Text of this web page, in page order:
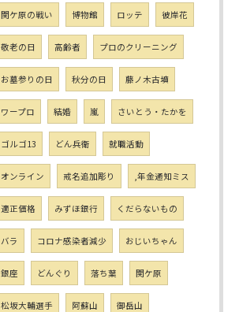
関ケ原の戦い 博物館 ロッテ 彼岸花
敬老の日 高齢者 プロのクリーニング
お墓参りの日 秋分の日 藤ノ木古墳
ワープロ 結婚 嵐 さいとう・たかを
ゴルゴ13 どん兵衛 就職活動
オンライン 戒名追加彫り ,年金通知ミス
適正価格 みずほ銀行 くだらないもの
バラ コロナ感染者減少 おじいちゃん
銀座 どんぐり 落ち葉 関ケ原
松坂大輔選手 阿蘇山 御岳山